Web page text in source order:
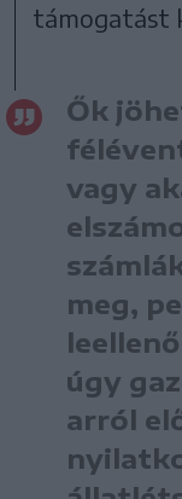
támogatást
Ők
vagy
meg,
úgy
arról